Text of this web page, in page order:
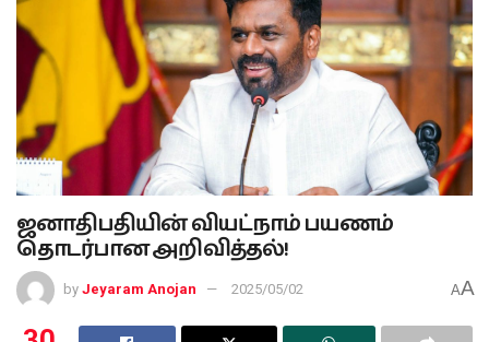
ஜனாதிபதியின் வியட்நாம் பயணம்
தொடர்பான அறிவித்தல்!
by Jeyaram Anojan 2025/05/02 AA